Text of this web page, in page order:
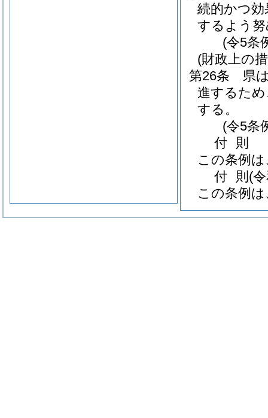
続的かつ
するよう
(令5条
(財政上の
第26条
県
進するた
する。
(令5条
付 則
この条例
付 則 (
この条例